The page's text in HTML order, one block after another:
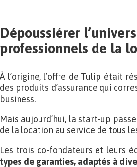
Dépoussiérer
professionnels de la
À l’origine, l’offre de Tulip était
des produits d’assurance qui
business.
Mais aujourd’hui, la start-up
de la location au service de tous
Les trois co-fondateurs et leurs
types de garanties, adaptés à